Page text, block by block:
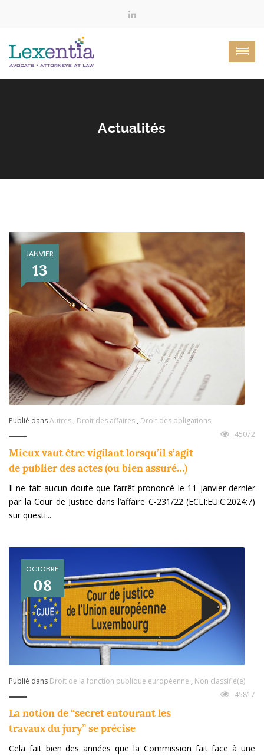
Actualités
JANVIER
13
Publié dansAutres , Droit des affaires , Droit des obligations
45072
Mieux vaut être vigilant lorsqu’il s’agit
de publier des actes (ou bien assuré…)
Il ne fait aucun doute que l’arrêt prononcé le 11 janvier dernier
par la Cour de Justice dans l’affaire C-231/22 (ECLI:EU:C:2024:7)
sur questi...
OCTOBRE
08
Publié dans Droit de la fonction publique européenne , Non classifié(e)
45817
La notion de “secret entourant les
travaux du jury” se précise
Cela fait bien des années que la Commission fait face à une